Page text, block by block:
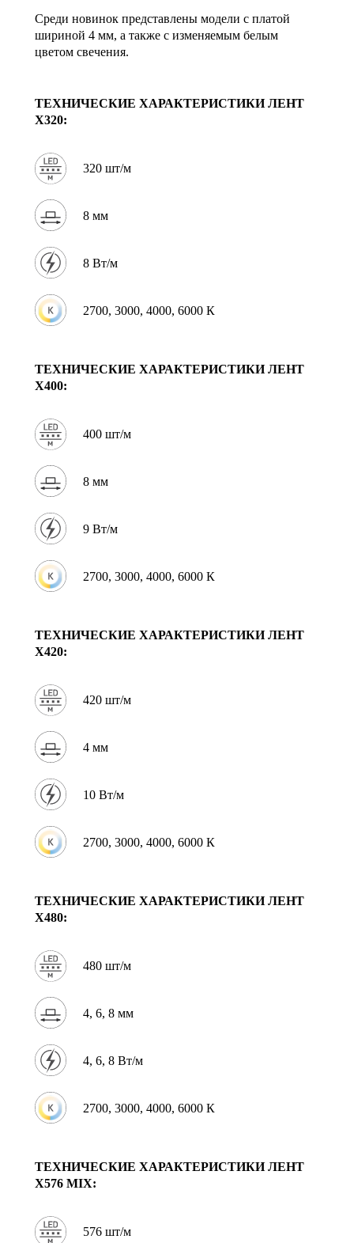
Среди новинок представлены модели с платой
шириной 4 мм, а также с изменяемым белым
цветом свечения.
ТЕХНИЧЕСКИЕ ХАРАКТЕРИСТИКИЛЕНТ
X320:
320 шт/м
8 мм
8 Вт/м
2700, 3000, 4000, 6000 К
ТЕХНИЧЕСКИЕ ХАРАКТЕРИСТИКИЛЕНТ
X400:
400 шт/м
8 мм
9 Вт/м
2700, 3000, 4000, 6000 К
ТЕХНИЧЕСКИЕ ХАРАКТЕРИСТИКИЛЕНТ
X420:
420 шт/м
4 мм
10 Вт/м
2700, 3000, 4000, 6000 К
ТЕХНИЧЕСКИЕ ХАРАКТЕРИСТИКИЛЕНТ
X480:
480 шт/м
4, 6, 8 мм
4, 6, 8 Вт/м
2700, 3000, 4000, 6000 К
ТЕХНИЧЕСКИЕ ХАРАКТЕРИСТИКИЛЕНТ
X576 MIX:
576 шт/м